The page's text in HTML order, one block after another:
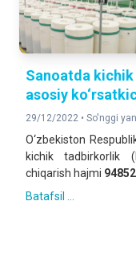
Sanoatda
asosiy
29/12/2022 • So'nggi
O‘zbekiston
kichik tadbirkorlik
chiqarish hajmi
Batafsil ...